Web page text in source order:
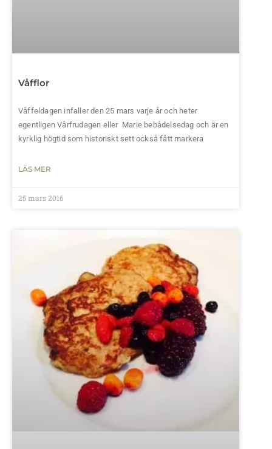
Våfflor
Våffeldagen infaller den 25 mars varje år och heter
egentligen Vårfrudagen eller Marie bebådelsedag och är en
kyrklig högtid som historiskt sett också fått markera
LÄS MER
25 mars 2016